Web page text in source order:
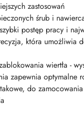
zastosowań
śrub i
postęp pracy i
która umożliwia
wiertła -
zapewnia optymalne
do